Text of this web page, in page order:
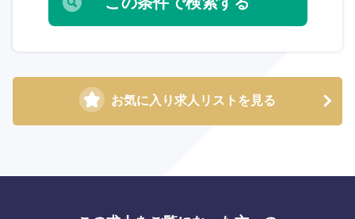
お気に入り求人リストを見る